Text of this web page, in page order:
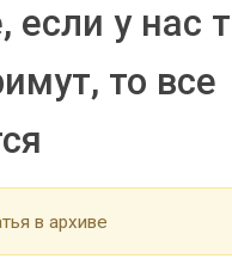
если у нас
то все
в архиве